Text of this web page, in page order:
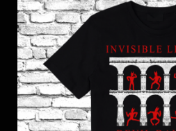
DOWNLOADS
SHOP